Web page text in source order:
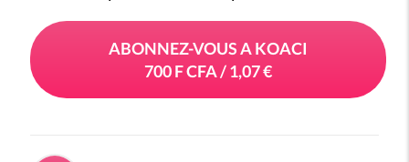
ABONNEZ-VOUS A KOACI
700 F CFA / 1,07 €